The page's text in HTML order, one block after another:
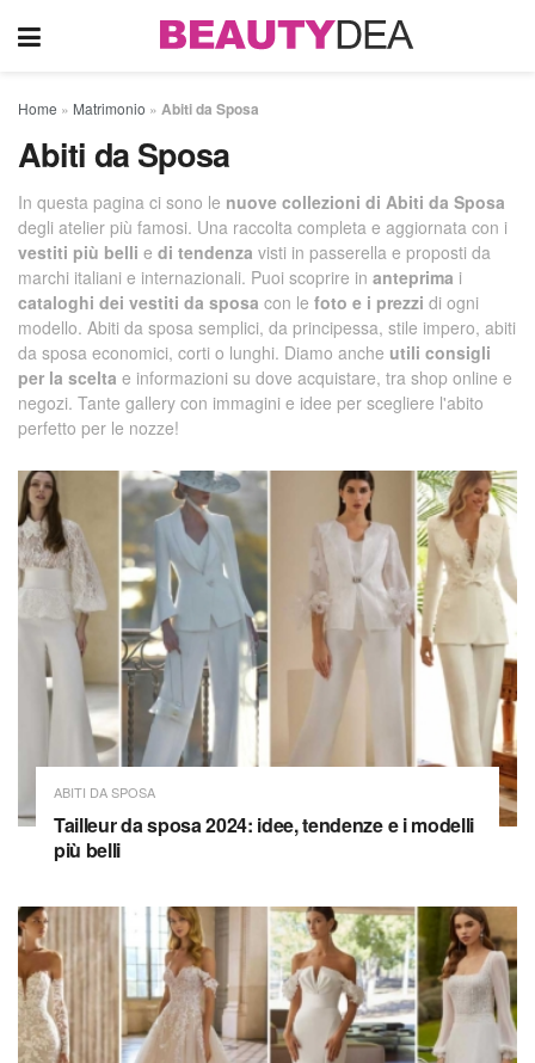
Home » Matrimonio » Abiti da Sposa
Abiti da Sposa
In questa pagina ci sono le nuove collezioni di Abiti da Sposa
degli atelier più famosi. Una raccolta completa e aggiornata con i
vestiti più belli e di tendenza visti in passerella e proposti da
marchi italiani e internazionali. Puoi scoprire in anteprima i
cataloghi dei vestiti da sposa con le foto e i prezzi di ogni
modello. Abiti da sposa semplici, da principessa, stile impero, abiti
da sposa economici, corti o lunghi. Diamo anche utili consigli
per la scelta e informazioni su dove acquistare, tra shop online e
negozi. Tante gallery con immagini e idee per scegliere l'abito
perfetto per le nozze!
ABITI DA SPOSA
Tailleur da sposa 2024: idee, tendenze e i modelli
più belli